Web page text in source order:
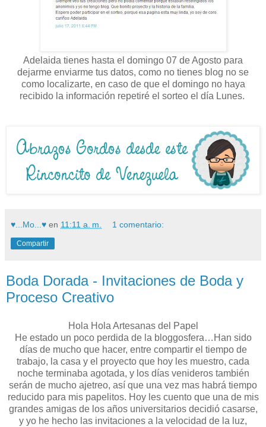
Adelaida tienes hasta el domingo 07 de Agosto para
dejarme enviarme tus datos, como no tienes blog no se
como localizarte, en caso de que el domingo no haya
recibido la información repetiré el sorteo el día Lunes.
♥...Mo...♥ en 11:11 a. m. 1 comentario:
Compartir
Boda Dorada - Invitaciones de Boda y
Proceso Creativo
Hola Hola Artesanas del Papel
He estado un poco perdida de la bloggosfera…Han sido
días de mucho que hacer, entre compartir el tiempo de
trabajo, la casa y el proyecto que hoy les muestro, cada
noche terminaba agotada, y los días venideros también
serán de mucho ajetreo, así que una vez mas habrá tiempo
reducido para mis papelitos. Hoy les cuento que una de mis
grandes amigas de los años universitarios decidió casarse,
y yo he hecho las invitaciones a la velocidad de la luz,